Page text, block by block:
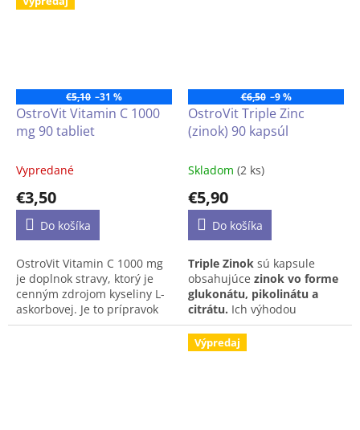
€5,10 –31 %
OstroVit Vitamin C 1000
mg 90 tabliet
Vypredané
€3,50
Do košíka
OstroVit Vitamin C 1000 mg
je doplnok stravy, ktorý je
cenným zdrojom kyseliny L-
askorbovej. Je to prípravok
dostupný vo forme ľahko
€6,50 –9 %
OstroVit Triple Zinc
(zinok) 90 kapsúl
Skladom (2 ks)
€5,90
Do košíka
Triple Zinok sú kapsule
obsahujúce zinok vo forme
glukonátu, pikolinátu a
citrátu. Ich výhodou
jelepšie vstrebávanietejto
kľúčovej minerálnej látky,
ktorá ovplyvňuje množstvo
Výpredaj